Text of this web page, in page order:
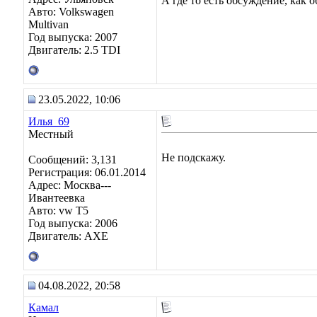
Авто: Volkswagen
Multivan
Год выпуска: 2007
Двигатель: 2.5 TDI
23.05.2022, 10:06
Илья_69
Местный
Сообщений: 3,131
Регистрация: 06.01.2014
Адрес: Москва---
Ивантеевка
Авто: vw T5
Год выпуска: 2006
Двигатель: AXE
Не подскажу.
04.08.2022, 20:58
Камал